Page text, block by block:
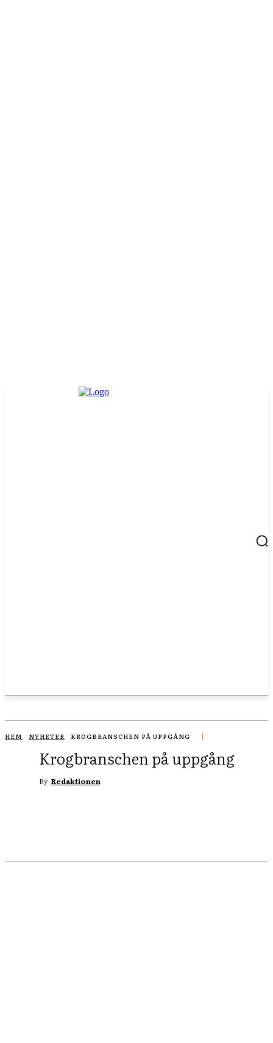
HEM NYHETER KROGBRANSCHEN PÅ UPPGÅNG
Krogbranschen på uppgång
By Redaktionen